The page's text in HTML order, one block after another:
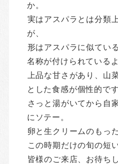
か。
実はアスパラとは分類
が、
形はアスパラに似てい
名称が付けられている
上品な甘さがあり、山
とした食感が個性的です
さっと湯がいてから自
にソテー。
卵と生クリームのもっ
この時期だけの旬の短
皆様のご来店、お待ち